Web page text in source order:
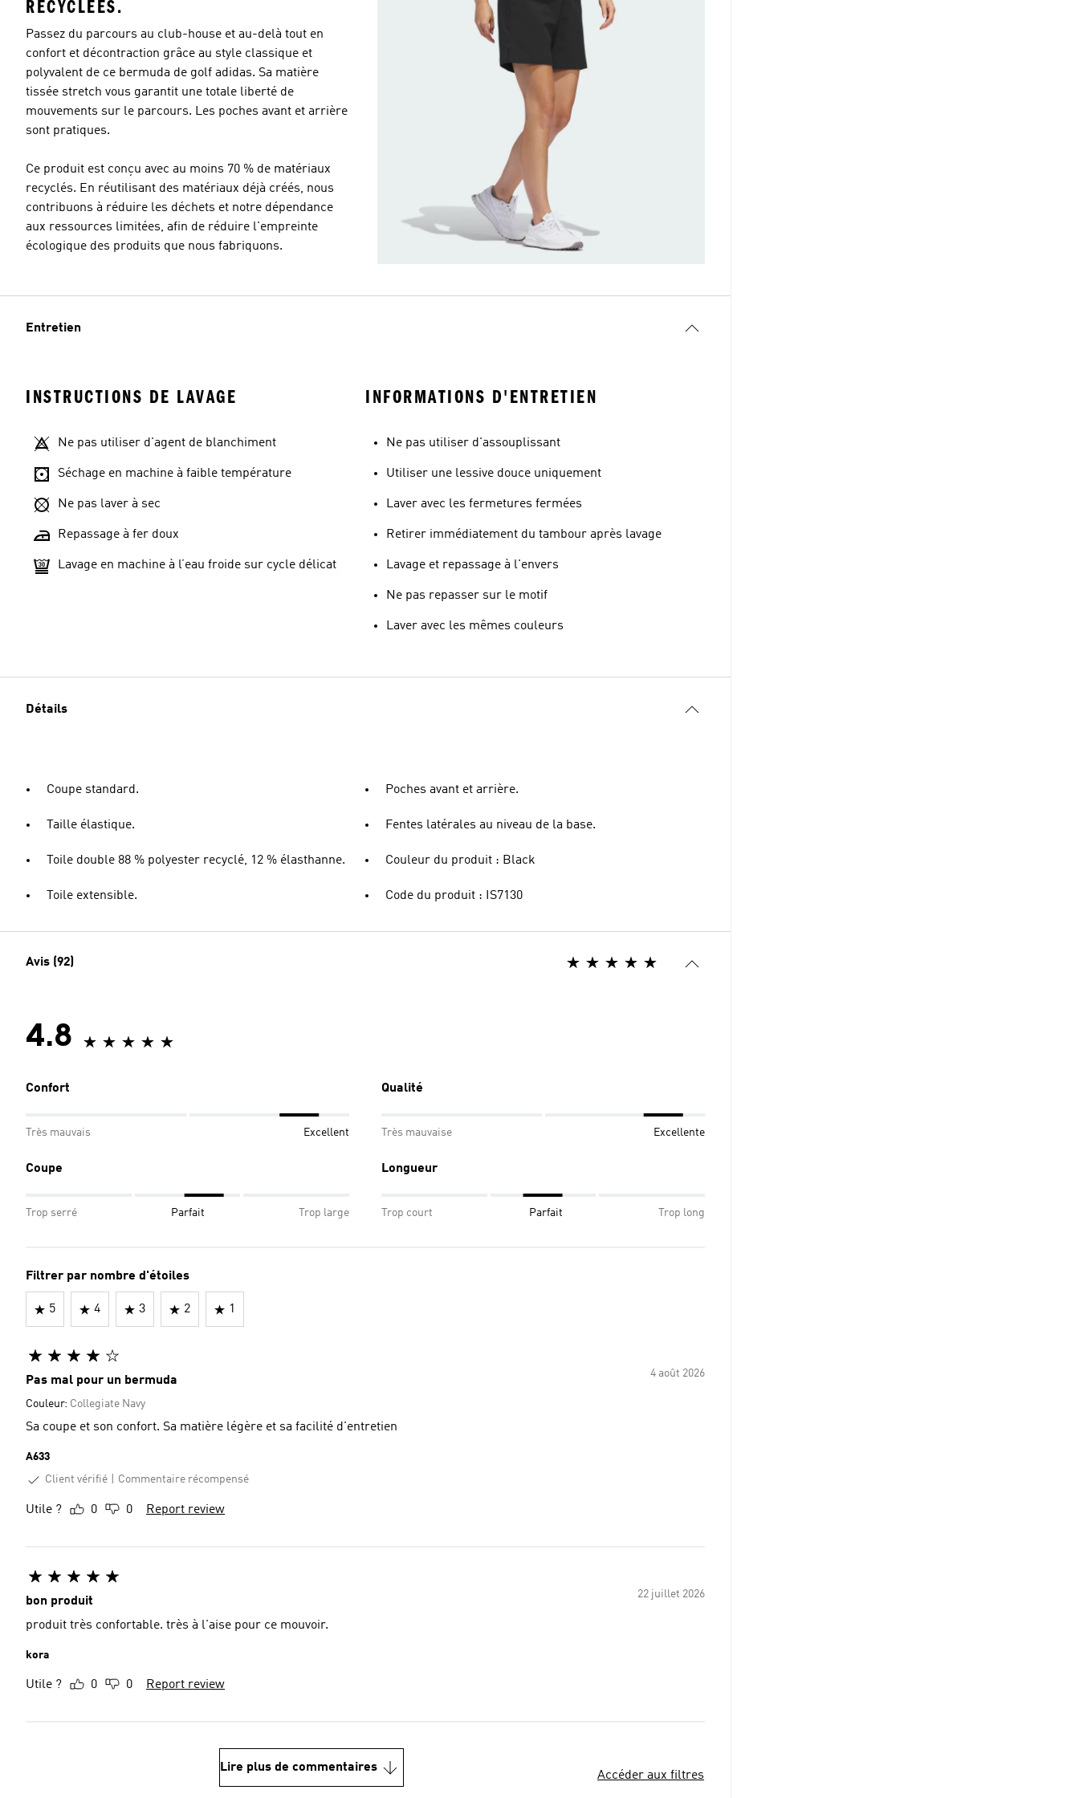
RECYCLÉES.
Passez du parcours au club-house et au-delà tout en
confort et décontraction grâce au style classique et
polyvalent de ce bermuda de golf adidas. Sa matière
tissée stretch vous garantit une totale liberté de
mouvements sur le parcours. Les poches avant et arrière
sont pratiques.
Ce produit est conçu avec au moins 70 % de matériaux
recyclés. En réutilisant des matériaux déjà créés, nous
contribuons à réduire les déchets et notre dépendance
aux ressources limitées, afin de réduire l'empreinte
écologique des produits que nous fabriquons.
Entretien
INSTRUCTIONS DE LAVAGE
Ne pas utiliser d'agent de blanchiment
Séchage en machine à faible température
Ne pas laver à sec
Repassage à fer doux
Lavage en machine à l’eau froide sur cycle délicat
INFORMATIONS D'ENTRETIEN
Ne pas utiliser d'assouplissant
Utiliser une lessive douce uniquement
Laver avec les fermetures fermées
Retirer immédiatement du tambour après lavage
Lavage et repassage à l'envers
Ne pas repasser sur le motif
Laver avec les mêmes couleurs
Détails
Coupe standard.
Taille élastique.
Toile double 88 % polyester recyclé, 12 % élasthanne.
Toile extensible.
Poches avant et arrière.
Fentes latérales au niveau de la base.
Couleur du produit : Black
Code du produit : IS7130
Avis (92)
4.8
Confort
Très mauvais Excellent
Qualité
Très mauvaise Excellente
Coupe
Trop serré Parfait Trop large
Longueur
Trop court Parfait Trop long
Filtrer par nombre d'étoiles
5 4 3 2 1
4 août 2026
Pas mal pour un bermuda
Couleur: Collegiate Navy
Sa coupe et son confort. Sa matière légère et sa facilité d'entretien
A633
Client vérifié
Commentaire récompensé
Utile ? 0 0 Report review
22 juillet 2026
bon produit
produit très confortable. très à l'aise pour ce mouvoir.
kora
Utile ? 0 0 Report review
Lire plus de commentaires
Accéder aux filtres